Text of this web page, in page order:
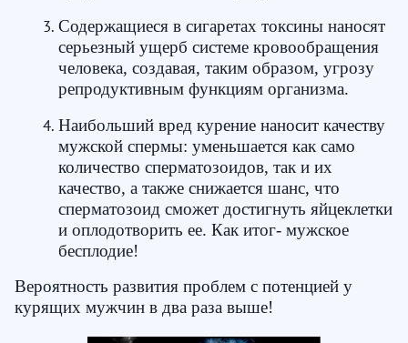
Содержащиеся в сигаретах токсины наносят
серьезный ущерб системе кровообращения
человека, создавая, таким образом, угрозу
репродуктивным функциям организма.
Наибольший вред курение наносит качеству
мужской спермы: уменьшается как само
количество сперматозоидов, так и их
качество, а также снижается шанс, что
сперматозоид сможет достигнуть яйцеклетки
и оплодотворить ее. Как итог- мужское
бесплодие!
Вероятность развития проблем с потенцией у
курящих мужчин в два раза выше!